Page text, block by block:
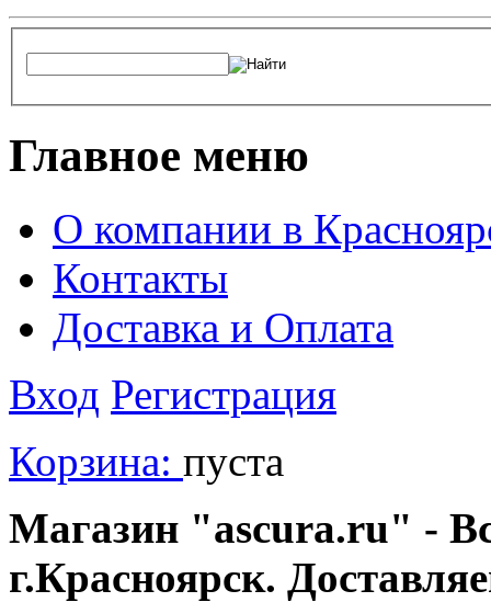
Главное меню
О компании в
Контакты
Доставка и Оплата
Вход Регистрация
Корзина: пуста
Магазин "ascura.ru" -
г.Красноярск.